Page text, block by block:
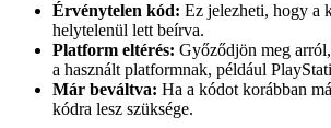
Érvénytelen kód: Ez jelezheti, hogy a
helytelenül lett beírva.
Platform eltérés: Győződjön meg
a használt platformnak, például
Már beváltva: Ha a kódot korábban
kódra lesz szüksége.